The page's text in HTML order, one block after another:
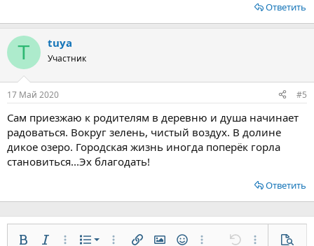
Ответить
T tuya
Участник
17 Май 2020 #5
Сам приезжаю к родителям в деревню и душа начинает
радоваться. Вокруг зелень, чистый воздух. В долине
дикое озеро. Городская жизнь иногда поперёк горла
становиться...Эх благодать!
Ответить
Нумерованный список